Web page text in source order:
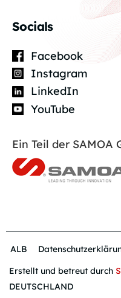
Socials
Facebook
Instagram
LinkedIn
YouTube
Ein Teil der SAMOA
ALB
Erstellt und betreut durch
DEUTSCHLAND